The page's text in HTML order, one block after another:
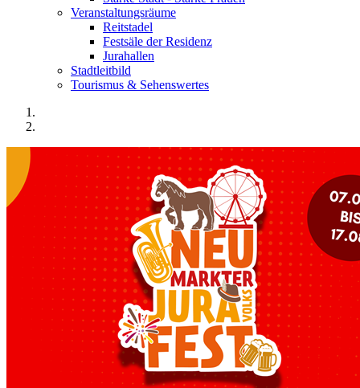
Veranstaltungsräume
Reitstadel
Festsäle der Residenz
Jurahallen
Stadtleitbild
Tourismus & Sehenswertes